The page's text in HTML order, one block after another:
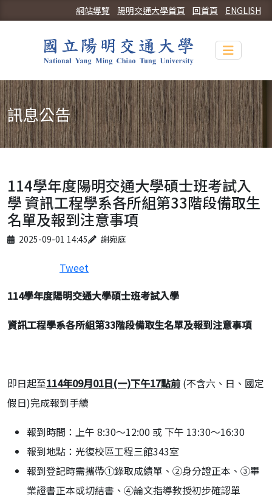
ENGLISH
回首頁
陽明交通大學首頁
網站導覽
Toggle
訊息公告
114學年度陽明交通大學碩士班考試入
學 資訊工程學系各所組第33階段備取生
名單及報到注意事項
Published on
2025-09-01 14:45
Author 謝宛庭
Tweet
114學年度陽明交通大學碩士班考試入學
資訊工程學系各所組第33階段備取生名單及報到注意事項
即日起至114年09月01日(一)下午17點前 (不含六、日、國定
假日)完成報到手續
報到時間：上午 8:30～12:00 或 下午 13:30～16:30
報到地點：光復校區工程三館343室
報到登記時需攜帶①錄取成績單、②身分證正本、③畢
業證書正本或切結書、④論文指導教授初步確認單